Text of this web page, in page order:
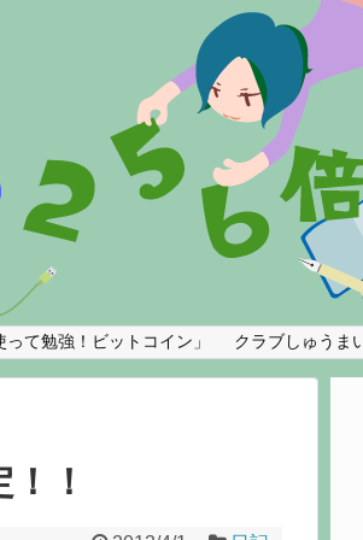
て勉強！ビットコイン」 クラブしゅうま
！